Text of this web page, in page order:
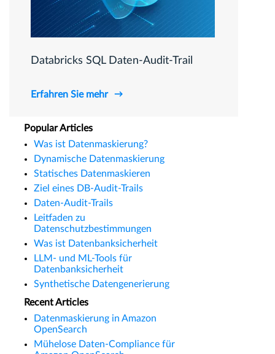
Databricks SQL Daten-Audit-Trail
Erfahren Sie mehr
Popular Articles
Was ist Datenmaskierung?
Dynamische Datenmaskierung
Statisches Datenmaskieren
Ziel eines DB-Audit-Trails
Daten-Audit-Trails
Leitfaden zu
Datenschutzbestimmungen
Was ist Datenbanksicherheit
LLM- und ML-Tools für
Datenbanksicherheit
Synthetische Datengenerierung
Recent Articles
Datenmaskierung in Amazon
OpenSearch
Mühelose Daten-Compliance für